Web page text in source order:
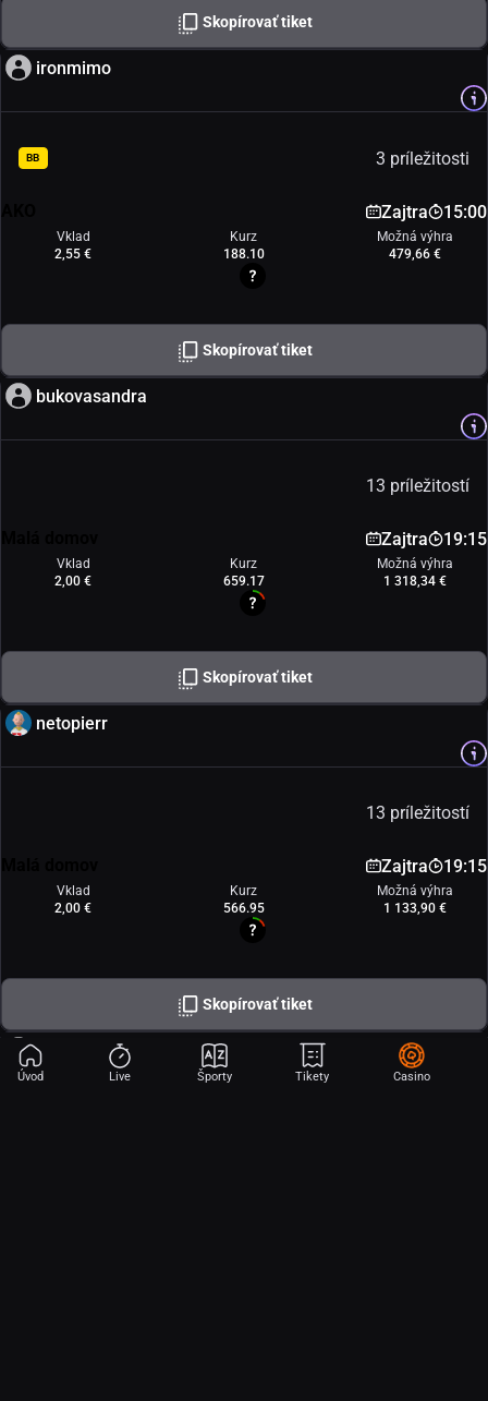
Úvod Live Športy Tikety Casino
Skopírovať tiket
ironmimo
BB 3 príležitosti
Zajtra 15:00
Vklad
2,55 €
Kurz
188.10
Možná výhra
479,66 €
Skopírovať tiket
bukovasandra
13 príležitostí
Zajtra 19:15
Vklad
2,00 €
Kurz
659.17
Možná výhra
1 318,34 €
Skopírovať tiket
netopierr
13 príležitostí
Zajtra 19:15
Vklad
2,00 €
Kurz
566.95
Možná výhra
1 133,90 €
Skopírovať tiket
stanco1